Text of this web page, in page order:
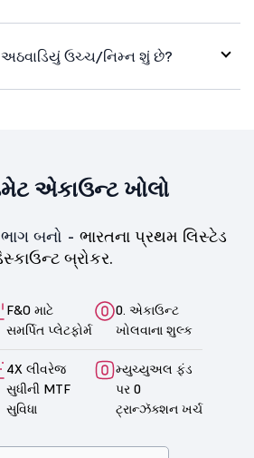
અઠવાડિયું ઉચ્ચ/નિમ્ન શું છે?
એકાઉન્ટ ખોલો
બનો - ભારતના પ્રથમ લિસ્ટેડ
બ્રોકર.
F&O માટે
સમર્પિત પ્લેટફોર્મ
0. એકાઉન્ટ
ખોલવાના શુલ્ક
4X લીવરેજ
સુધીની MTF
સુવિધા
મ્યુચ્યુઅલ ફંડ
પર 0
ટ્રાન્ઝૅક્શન ખર્ચ